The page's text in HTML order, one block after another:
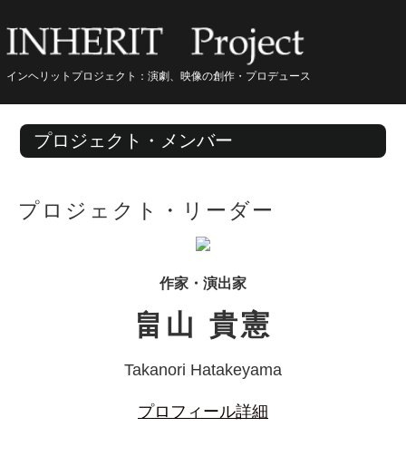
インヘリットプロジェクト：演劇、映像の創作・プロデュース
プロジェクト・メンバー
プロジェクト・リーダー
作家・演出家
畠山 貴憲
Takanori Hatakeyama
プロフィール詳細